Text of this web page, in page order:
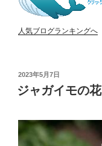
人気ブログランキングへ
投
稿
日:
2023年5月7日
ジャガイモの花